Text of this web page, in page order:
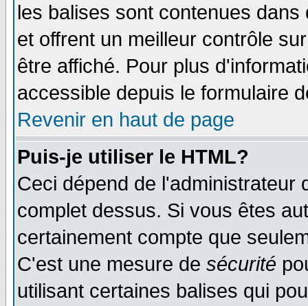
les balises sont contenues
et offrent un meilleur contrôle
être affiché. Pour plus
accessible depuis le formulaire
Revenir en haut de page
Puis-je utiliser le HTML?
Ceci dépend de l'administrateur
complet dessus. Si vous êtes
certainement compte que
C'est une mesure de sécurité
utilisant certaines balises qui